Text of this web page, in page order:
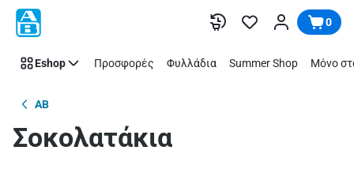
Παράλειψη 0
Eshop Προσφορές Φυλλάδια Summer Shop Μόνο
AB
Σοκολατάκια